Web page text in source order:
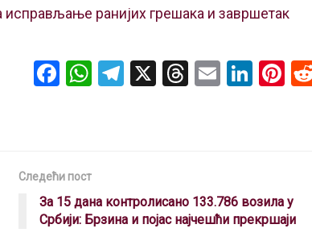
ранијих грешака и завршетак
F
o
o
k
W
p
p
T
m
X T
s
E Li Pi
Следећи пост
За 15 дана контролисано 133.786 возила у
Србији: Брзина и појас најчешћи прекршаји